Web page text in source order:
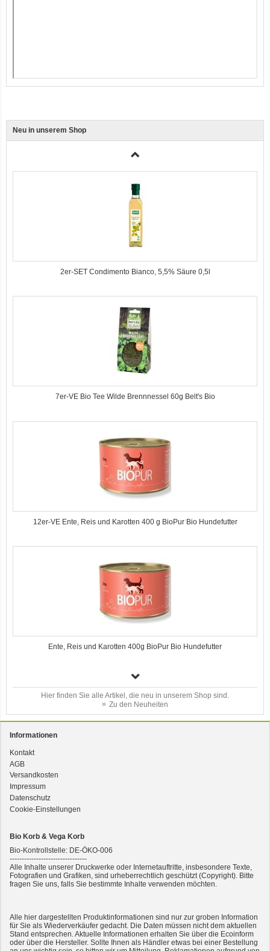
Neu in unserem Shop
2er-SET Condimento Bianco, 5,5% Säure 0,5l
7er-VE Bio Tee Wilde Brennnessel 60g Belt's Bio
12er-VE Ente, Reis und Karotten 400 g BioPur Bio Hundefutter
Ente, Reis und Karotten 400g BioPur Bio Hundefutter
3er-SET Bio Sticks Soft (weiche Hundeleckerli) Huhn 150g Dog's Love
Hier finden Sie alle Artikel, die neu in unserem Shop sind.
Zu den Neuheiten
Informationen
Kontakt
AGB
Versandkosten
Impressum
Datenschutz
Cookie-Einstellungen
Bio Korb & Vega Korb
Bio-Kontrollstelle: DE-ÖKO-006
--------------------------------
Alle Inhalte unserer Druckwerke oder Internetauftritte, insbesondere Texte,
Fotografien und Grafiken, sind urheberrechtlich geschützt (Copyright). Bitte
fragen Sie uns, falls Sie bestimmte Inhalte verwenden möchten.
Alle hier dargestellten Produktinformationen sind nur zur groben Information
für Sie als Wiederverkäufer gedacht. Die Daten müssen nicht dem aktuellen
Stand entsprechen. Aktuelle Informationen erhalten Sie über die Ecoinform
oder über die Hersteller. Sollte Ihnen als Händler etwas bei einer Bestellung